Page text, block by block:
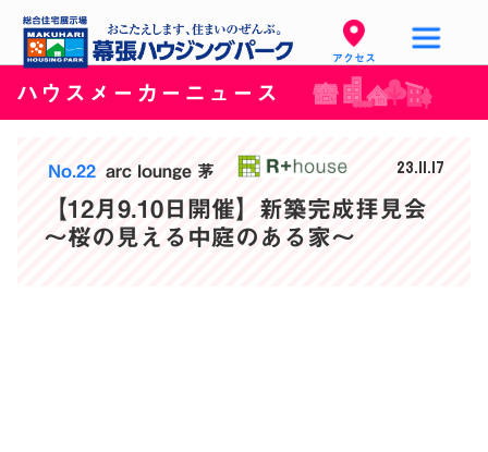
アクセス
ハウスメーカーニュース
No.22 arc lounge 茅 23.11.17
【12月9.10日開催】新築完成拝見会
～桜の見える中庭のある家～